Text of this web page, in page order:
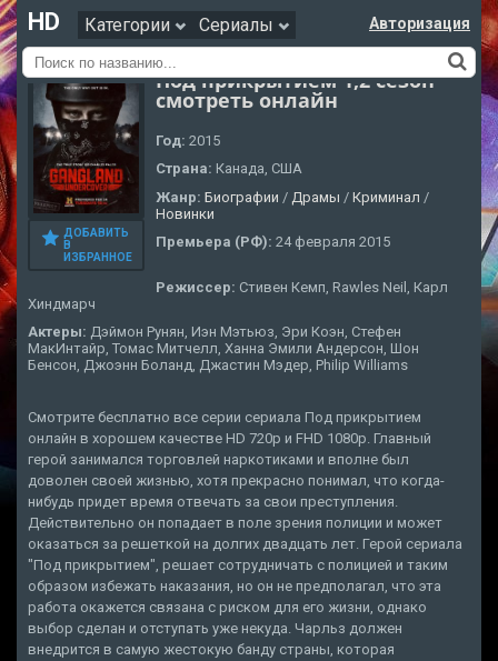
HD Категории Сериалы Авторизация
ДОБАВИТЬ
В
ИЗБРАННОЕ
Под прикрытием 1,2 сезон
смотреть онлайн
Год: 2015
Страна: Канада, США
Жанр: Биографии / Драмы / Криминал /
Новинки
Премьера (РФ): 24 февраля 2015
Режиссер: Стивен Кемп, Rawles Neil, Карл
Хиндмарч
Актеры: Дэймон Рунян, Иэн Мэтьюз, Эри Коэн, Стефен
МакИнтайр, Томас Митчелл, Ханна Эмили Андерсон, Шон
Бенсон, Джоэнн Боланд, Джастин Мэдер, Philip Williams
Смотрите бесплатно все серии сериала Под прикрытием
онлайн в хорошем качестве HD 720p и FHD 1080p. Главный
герой занимался торговлей наркотиками и вполне был
доволен своей жизнью, хотя прекрасно понимал, что когда-
нибудь придет время отвечать за свои преступления.
Действительно он попадает в поле зрения полиции и может
оказаться за решеткой на долгих двадцать лет. Герой сериала
"Под прикрытием", решает сотрудничать с полицией и таким
образом избежать наказания, но он не предполагал, что эта
работа окажется связана с риском для его жизни, однако
выбор сделан и отступать уже некуда. Чарльз должен
внедрится в самую жестокую банду страны, которая